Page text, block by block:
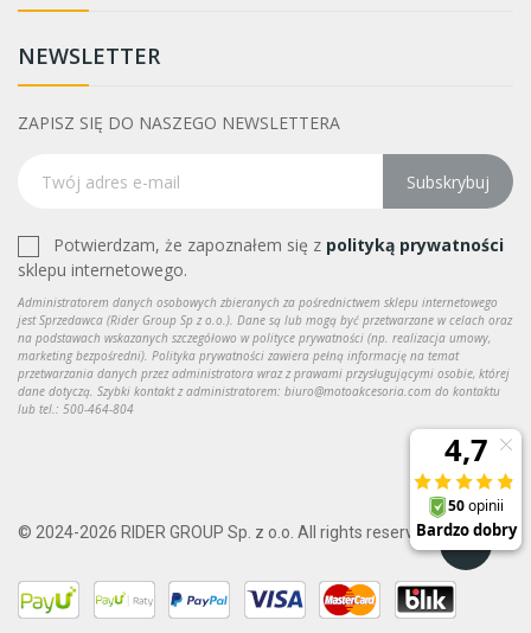
NEWSLETTER
ZAPISZ SIĘ DO NASZEGO NEWSLETTERA
Subskrybuj
Potwierdzam, że zapoznałem się z polityką prywatności
sklepu internetowego.
Administratorem danych osobowych zbieranych za pośrednictwem sklepu internetowego
jest Sprzedawca (Rider Group Sp z o.o.). Dane są lub mogą być przetwarzane w celach oraz
na podstawach wskazanych szczegółowo w polityce prywatności (np. realizacja umowy,
marketing bezpośredni). Polityka prywatności zawiera pełną informację na temat
przetwarzania danych przez administratora wraz z prawami przysługującymi osobie, której
dane dotyczą. Szybki kontakt z administratorem: biuro@motoakcesoria.com do kontaktu
lub tel.: 500-464-804
© 2024-2026 RIDER GROUP Sp. z o.o. All rights reserved.